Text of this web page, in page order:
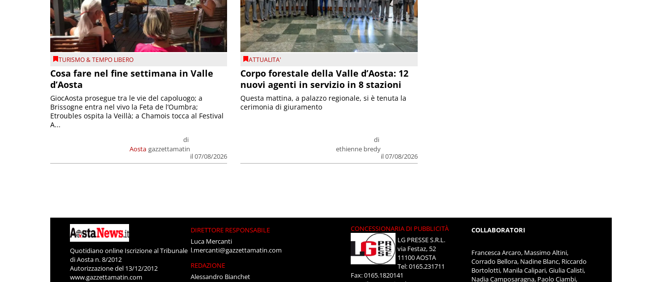
TURISMO & TEMPO LIBERO
Cosa fare nel fine settimana in Valle
d’Aosta
Aosta
di
gazzettamatin
il 07/08/2026
GiocAosta prosegue tra le vie del capoluogo; a
Brissogne entra nel vivo la Feta de l’Oumbra;
Etroubles ospita la Veillà; a Chamois tocca al Festival
A...
ATTUALITA'
Corpo forestale della Valle d’Aosta: 12
nuovi agenti in servizio in 8 stazioni
di
ethienne bredy
il 07/08/2026
Questa mattina, a palazzo regionale, si è tenuta la
cerimonia di giuramento
Quotidiano online Iscrizione al Tribunale
di Aosta n. 8/2012
Autorizzazione del 13/12/2012
www.gazzettamatin.com
DIRETTORE RESPONSABILE
Luca Mercanti
l.mercanti@gazzettamatin.com
REDAZIONE
Alessandro Bianchet
CONCESSIONARIA DI PUBBLICITÀ
LG PRESSE S.R.L.
via Festaz, 52
11100 AOSTA
Tel: 0165.231711
Fax: 0165.1820141
COLLABORATORI
Francesca Arcaro, Massimo Altini,
Corrado Bellora, Nadine Blanc, Riccardo
Bortolotti, Manila Calipari, Giulia Calisti,
Nadia Camposaragna, Paolo Ciambi,